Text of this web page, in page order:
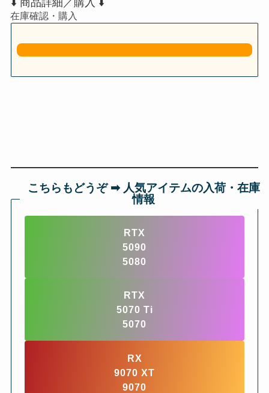
⬇️ 商品詳細／購入 ⬇️
こちらもどうぞ ➡︎ 人気アイテムの入荷・在庫
情報
RTX
5090
5080
RTX
5070 Ti
5070
RX
9070 XT
9070